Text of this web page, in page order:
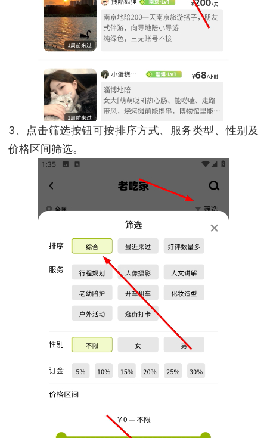
3、点击筛选按钮可按排序方式、服务类型、性别及
价格区间筛选。